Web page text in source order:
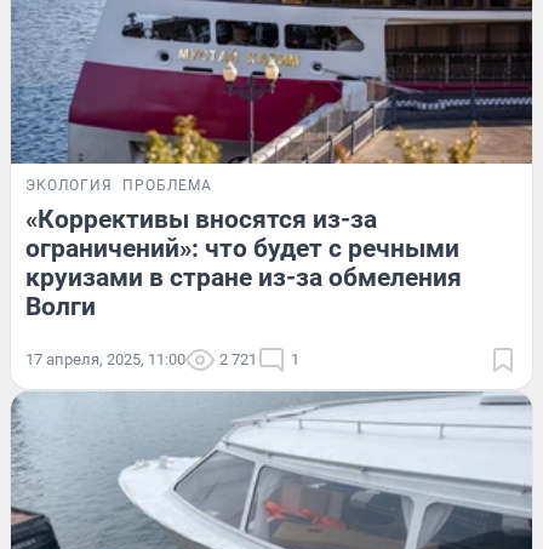
ЭКОЛОГИЯ ПРОБЛЕМА
«Коррективы вносятся из-за
ограничений»: что будет с речными
круизами в стране из-за обмеления
Волги
17 апреля, 2025, 11:00 2 721 1